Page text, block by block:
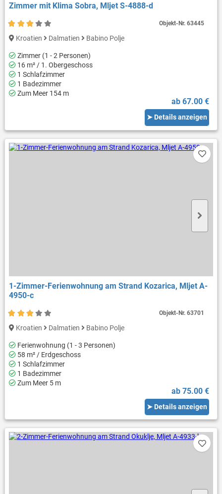
Zimmer mit Klima Sobra, Mljet S-4888-d
Kroatien Dalmatien Babino Polje
Zimmer (1 - 2 Personen)
16 m² / 1. Obergeschoss
1 Schlafzimmer
1 Badezimmer
Zum Meer 154 m
ab 67.00 €
➤ Details anzeigen
Objekt-Nr.63445
1-Zimmer-Ferienwohnung am Strand Kozarica, Mljet A-
4950-c
Kroatien Dalmatien Babino Polje
Ferienwohnung (1 - 3 Personen)
58 m² / Erdgeschoss
1 Schlafzimmer
1 Badezimmer
Zum Meer 5 m
ab 75.00 €
➤ Details anzeigen
Objekt-Nr.63701